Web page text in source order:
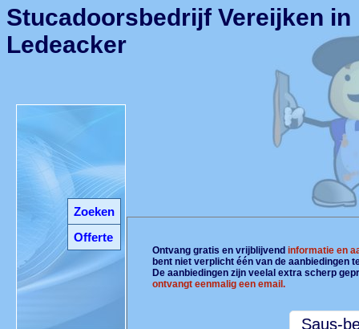
Zoeken
Offerte
Stucadoorsbedrijf Vereijken in
Ledeacker
Ontvang gratis en vrijblijvendinformatie en
bent niet verplicht één van de aanbiedingen
De aanbiedingen zijn veelal extra scherp
ontvangt eenmalig een email.